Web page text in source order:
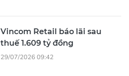
Vincom Retail báo lãi sau
thuế 1.609 tỷ đồng
29/07/2026 09:42